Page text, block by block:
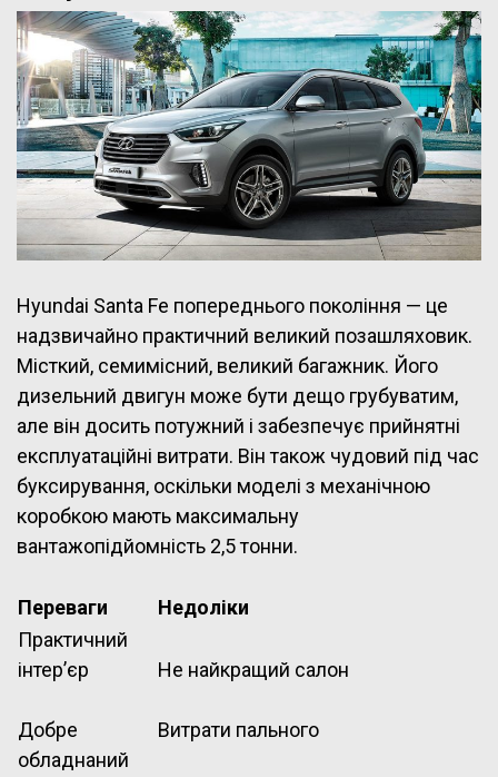
Hyundai Santa Fe попереднього покоління — це
надзвичайно практичний великий позашляховик.
Місткий, семимісний, великий багажник. Його
дизельний двигун може бути дещо грубуватим,
але він досить потужний і забезпечує прийнятні
експлуатаційні витрати. Він також чудовий під час
буксирування, оскільки моделі з механічною
коробкою мають максимальну
вантажопідйомність 2,5 тонни.
Переваги
Недоліки
Практичний
інтер’єр
Добре
обладнаний
Не найкращий салон
Витрати пального